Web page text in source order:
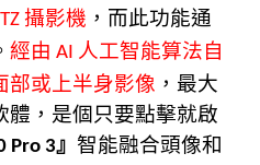
攝影機 ，而此功能通
經由 AI 人工智能算法自
部或上半身影像 ，最大
體，是個只要點擊就啟
Pro 3』 智能融合頭像和